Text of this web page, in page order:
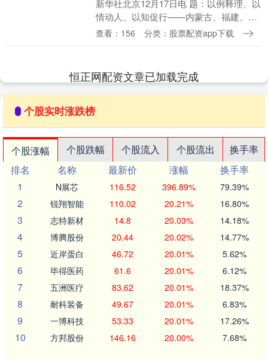
新华社北京12月17日电 题：以例释理、以
情动人、以知促行——内蒙古、福建、重
庆、共青团中央组织开展多种形式宣讲活
查看：156 分类：股票配资app下载
恒正网配资文章已加载完成
个股实时涨跌榜
个股涨幅 个股跌幅 个股流入 个股流出
换手率
排名
名称 最新价 涨幅
换手率
1
N展芯 116.52 396.89% 79.39%
2 锐翔智能 110.02 20.21% 16.80%
3 志特新材 14.8 20.03% 14.18%
4 博腾股份 20.44 20.02% 14.77%
5 近岸蛋白 46.72 20.01% 5.62%
6 毕得医药 61.6 20.01% 6.12%
7 五洲医疗 83.62 20.01% 18.37%
8 耐科装备 49.67 20.01% 6.83%
9 一博科技 53.33 20.01% 17.26%
10 方邦股份 146.16 20.00% 7.68%